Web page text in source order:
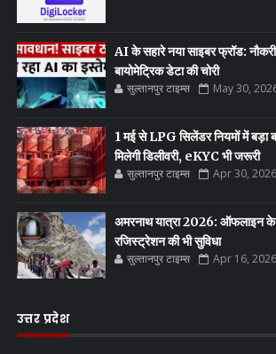
AI के सहारे नया साइबर फ्रॉड: नौकरी
बायोमेट्रिक डेटा की चोरी
सुल्तानपुर टाइम्स May 30,
1 मई से LPG सिलेंडर नियमों में बड़ा
मिलेगी डिलीवरी, eKYC भी जरूरी
सुल्तानपुर टाइम्स Apr 30, 2026
अमरनाथ यात्रा 2026: ऑफलाइन
रजिस्ट्रेशन की भी सुविधा
सुल्तानपुर टाइम्स Apr 16, 2026
उत्तर प्रदेश